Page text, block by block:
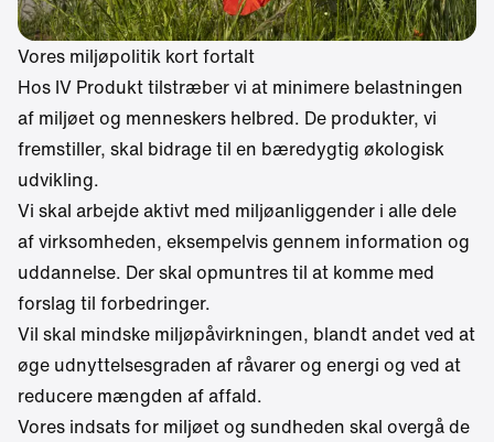
Vores miljøpolitik kort fortalt
Hos IV Produkt tilstræber vi at minimere belastningen
af miljøet og menneskers helbred. De produkter, vi
fremstiller, skal bidrage til en bæredygtig økologisk
udvikling.
Vi skal arbejde aktivt med miljøanliggender i alle dele
af virksomheden, eksempelvis gennem information og
uddannelse. Der skal opmuntres til at komme med
forslag til forbedringer.
Vil skal mindske miljøpåvirkningen, blandt andet ved at
øge udnyttelsesgraden af råvarer og energi og ved at
reducere mængden af affald.
Vores indsats for miljøet og sundheden skal overgå de